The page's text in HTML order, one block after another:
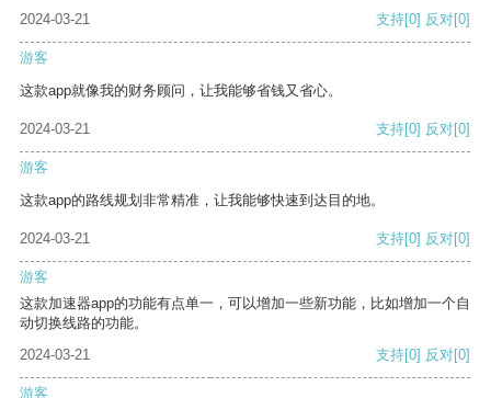
2024-03-21 支持[0] 反对[0]
游客
这款app就像我的财务顾问，让我能够省钱又省心。
2024-03-21 支持[0] 反对[0]
游客
这款app的路线规划非常精准，让我能够快速到达目的地。
2024-03-21 支持[0] 反对[0]
游客
这款加速器app的功能有点单一，可以增加一些新功能，比如增加一个自
动切换线路的功能。
2024-03-21
支持[0] 反对[0]
游客